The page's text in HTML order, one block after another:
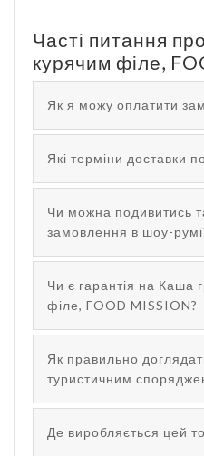
Часті питання
курячим філе,
Як я можу оплатити
Які терміни доставки
Чи можна подивитись
замовлення в шоу-
Чи є гарантія на Каша
філе, FOOD MISSION?
Як правильно
туристичним
Де виробляється цей